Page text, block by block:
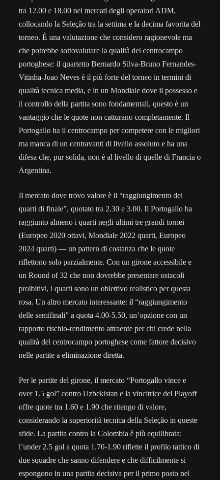
tra 12.00 e 18.00 nei mercati degli operatori ADM,
collocando la Seleção tra la settima e la decima favorita del
torneo. È una valutazione che considero ragionevole ma
che potrebbe sottovalutare la qualità del centrocampo
portoghese: il quartetto Bernardo Silva-Bruno Fernandes-
Vitinha-Joao Neves è il più forte del torneo in termini di
qualità tecnica media, e in un Mondiale dove il possesso e
il controllo della partita sono fondamentali, questo è un
vantaggio che le quote non catturano completamente. Il
Portogallo ha il centrocampo per competere con le migliori
ma manca di un centravanti di livello assoluto e ha una
difesa che, pur solida, non è al livello di quelle di Francia o
Argentina.
Il mercato dove trovo valore è il “raggiungimento dei
quarti di finale”, quotato tra 2.30 e 3.00. Il Portogallo ha
raggiunto almeno i quarti negli ultimi tre grandi tornei
(Europeo 2020 ottavi, Mondiale 2022 quarti, Europeo
2024 quarti) — un pattern di costanza che le quote
riflettono solo parzialmente. Con un girone accessibile e
un Round of 32 che non dovrebbe presentare ostacoli
proibitivi, i quarti sono un obiettivo realistico per questa
rosa. Un altro mercato interessante: il “raggiungimento
delle semifinali” a quota 4.00-5.50, un’opzione con un
rapporto rischio-rendimento attraente per chi crede nella
qualità del centrocampo portoghese come fattore decisivo
nelle partite a eliminazione diretta.
Per le partite del girone, il mercato “Portogallo vince e
over 1.5 gol” contro Uzbekistan e la vincitrice del Playoff
offre quote tra 1.60 e 1.90 che ritengo di valore,
considerando la superiorità tecnica della Seleção in queste
sfide. La partita contro la Colombia è più equilibrata:
l’under 2.5 gol a quota 1.70-1.90 riflette il profilo tattico di
due squadre che sanno difendere e che difficilmente si
espongono in una partita decisiva per il primo posto nel